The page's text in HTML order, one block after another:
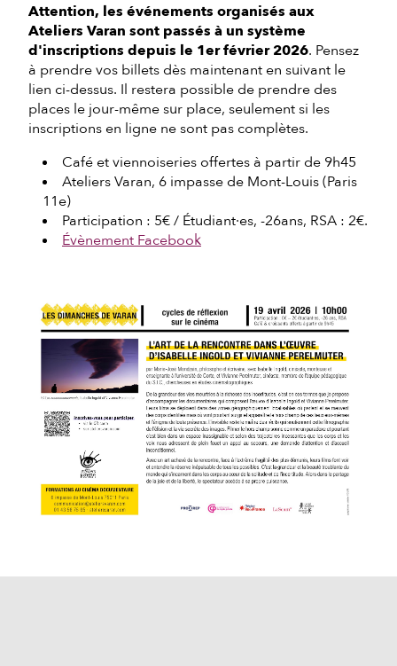
Attention, les événements organisés aux
Ateliers Varan sont passés à un système
d'inscriptions depuis le 1er février 2026. Pensez
à prendre vos billets dès maintenant en suivant le
lien ci-dessus. Il restera possible de prendre des
places le jour-même sur place, seulement si les
inscriptions en ligne ne sont pas complètes.
Café et viennoiseries offertes à partir de 9h45
Ateliers Varan, 6 impasse de Mont-Louis (Paris
11e)
Participation : 5€ / Étudiant·es, -26ans, RSA : 2€.
Évènement Facebook